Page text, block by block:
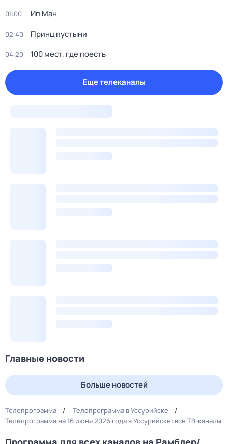
01:00 Ип Ман
02:40 Принц пустыни
04:20 100 мест, где поесть
Еще телеканалы
Главные новости
Больше новостей
Телепрограмма
Телепрограмма в Уссурийске
Телепрограмма на 16 июня 2026 года в Уссурийске: все ТВ-каналы